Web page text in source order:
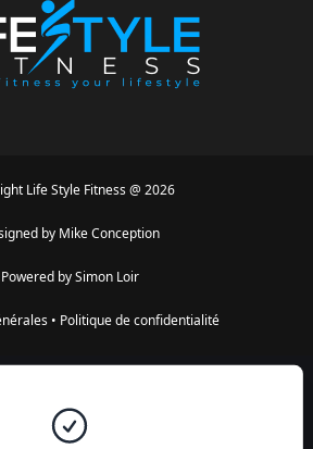
Life Style Fitness @ 2026
by Mike Conception
Powered by Simon Loir
• Politique de confidentialité